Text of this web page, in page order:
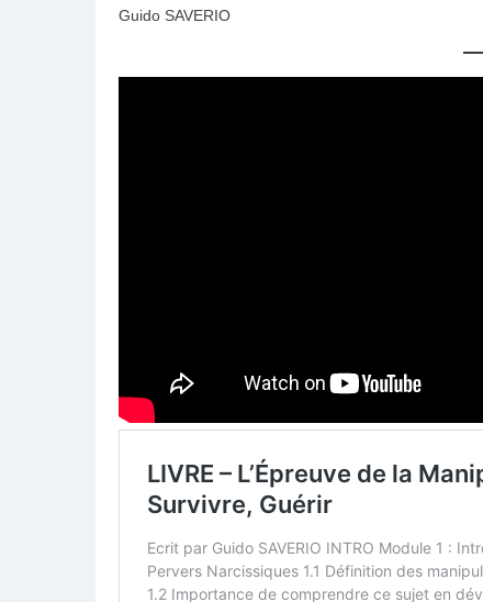
Guido SAVERIO